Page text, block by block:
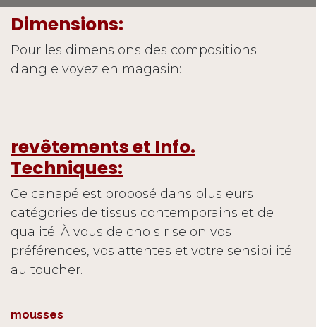
Dimensions:
Pour les dimensions des compositions
d'angle voyez en magasin:
revêtements et Info.
Techniques:
Ce canapé est proposé dans plusieurs
catégories de tissus contemporains et de
qualité. À vous de choisir selon vos
préférences, vos attentes et votre sensibilité
au toucher.
mousses